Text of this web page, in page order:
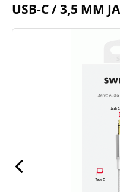
USB-C / 3,5 MM